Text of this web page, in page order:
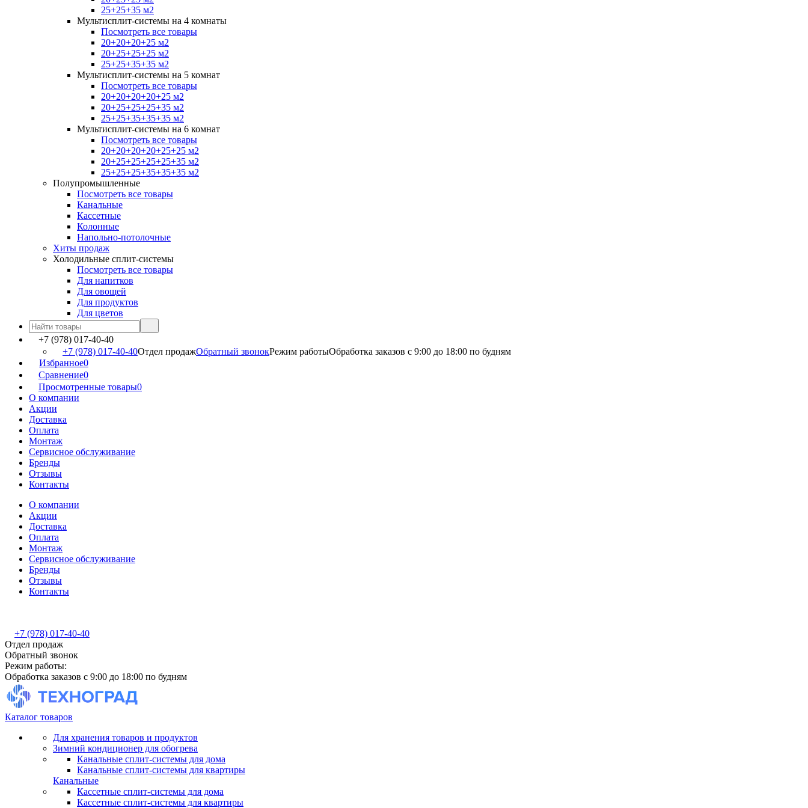
25+25+35 м2
Мультисплит-системы на 4 комнаты
Посмотреть все товары
20+20+20+25 м2
20+25+25+25 м2
25+25+35+35 м2
Мультисплит-системы на 5 комнат
Посмотреть все товары
20+20+20+20+25 м2
20+25+25+25+35 м2
25+25+35+35+35 м2
Мультисплит-системы на 6 комнат
Посмотреть все товары
20+20+20+20+25+25 м2
20+25+25+25+25+35 м2
25+25+25+35+35+35 м2
Полупромышленные
Посмотреть все товары
Канальные
Кассетные
Колонные
Напольно-потолочные
Хиты продаж
Холодильные сплит-системы
Посмотреть все товары
Для напитков
Для овощей
Для продуктов
Для цветов
+7 (978) 017-40-40
+7 (978) 017-40-40Отдел продажОбратный звонокРежим работыОбработка заказов с 9:00 до 18:00 по будням
Избранное0
Сравнение0
Просмотренные товары0
О компании
Акции
Доставка
Оплата
Монтаж
Сервисное обслуживание
Бренды
Отзывы
Контакты
О компании
Акции
Доставка
Оплата
Монтаж
Сервисное обслуживание
Бренды
Отзывы
Контакты
+7 (978) 017-40-40
Отдел продаж
Обратный звонок
Режим работы:
Обработка заказов с 9:00 до 18:00 по будням
Каталог товаров
Для хранения товаров и продуктов
Зимний кондиционер для обогрева
Канальные сплит-системы для дома
Канальные сплит-системы для квартиры
Канальные
Кассетные сплит-системы для дома
Кассетные сплит-системы для квартиры